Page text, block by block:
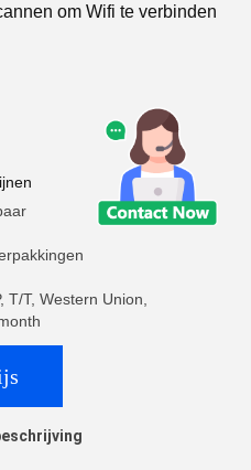
om Wifi te verbinden
T/T, Western Union,